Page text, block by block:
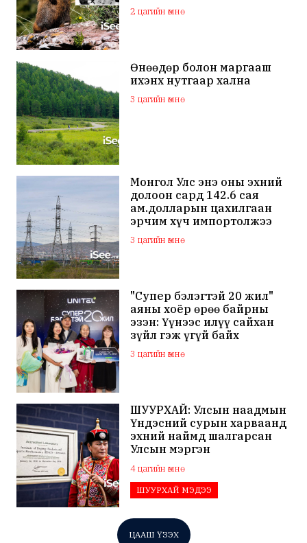
2 цагийн өмнө
Өнөөдөр болон маргааш
ихэнх нутгаар хална
3 цагийн өмнө
Монгол Улс энэ оны эхний
долоон сард 142.6 сая
ам.долларын цахилгаан
эрчим хүч импортолжээ
3 цагийн өмнө
"Супер бэлэгтэй 20 жил"
аяны хоёр өрөө байрны
эзэн: Үүнээс илүү сайхан
зүйл гэж үгүй байх
3 цагийн өмнө
ШУУРХАЙ: Улсын наадмын
Үндэсний сурын харваанд
эхний наймд шалгарсан
Улсын мэргэн
Ч.Гандаваагаас допинг
илэрчээ
4 цагийн өмнө
ШУУРХАЙ МЭДЭЭ
ЦААШ ҮЗЭХ